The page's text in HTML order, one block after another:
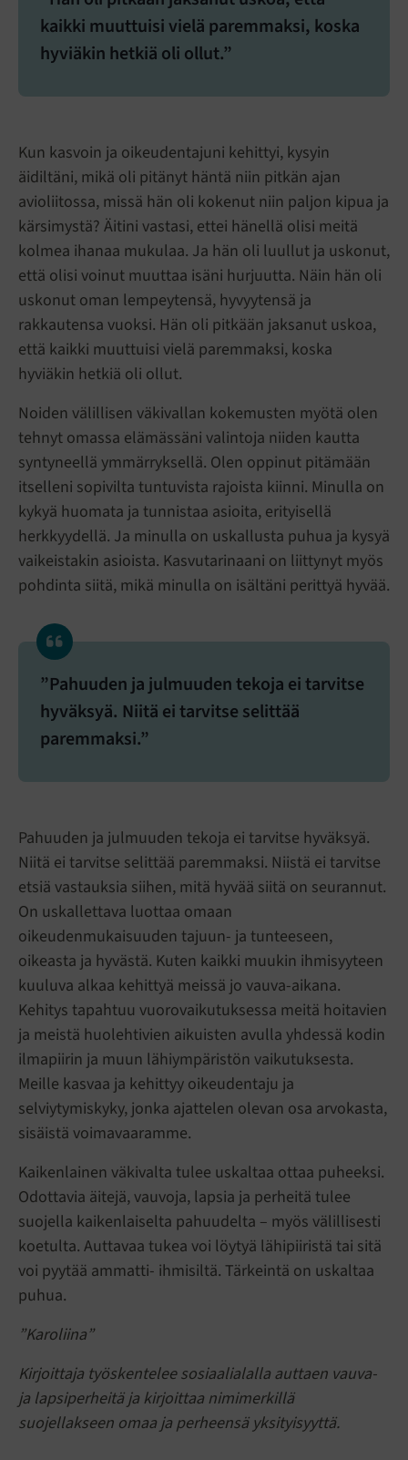
kaikki muuttuisi vielä paremmaksi, koska
hyviäkin hetkiä oli ollut.”
Kun kasvoin ja oikeudentajuni kehittyi, kysyin
äidiltäni, mikä oli pitänyt häntä niin pitkän ajan
avioliitossa, missä hän oli kokenut niin paljon kipua ja
kärsimystä? Äitini vastasi, ettei hänellä olisi meitä
kolmea ihanaa mukulaa. Ja hän oli luullut ja uskonut,
että olisi voinut muuttaa isäni hurjuutta. Näin hän oli
uskonut oman lempeytensä, hyvyytensä ja
rakkautensa vuoksi. Hän oli pitkään jaksanut uskoa,
että kaikki muuttuisi vielä paremmaksi, koska
hyviäkin hetkiä oli ollut.
Noiden välillisen väkivallan kokemusten myötä olen
tehnyt omassa elämässäni valintoja niiden kautta
syntyneellä ymmärryksellä. Olen oppinut pitämään
itselleni sopivilta tuntuvista rajoista kiinni. Minulla on
kykyä huomata ja tunnistaa asioita, erityisellä
herkkyydellä. Ja minulla on uskallusta puhua ja kysyä
vaikeistakin asioista. Kasvutarinaani on liittynyt myös
pohdinta siitä, mikä minulla on isältäni perittyä hyvää.
”Pahuuden ja julmuuden tekoja ei tarvitse
hyväksyä. Niitä ei tarvitse selittää
paremmaksi.”
Pahuuden ja julmuuden tekoja ei tarvitse hyväksyä.
Niitä ei tarvitse selittää paremmaksi. Niistä ei tarvitse
etsiä vastauksia siihen, mitä hyvää siitä on seurannut.
On uskallettava luottaa omaan
oikeudenmukaisuuden tajuun- ja tunteeseen,
oikeasta ja hyvästä. Kuten kaikki muukin ihmisyyteen
kuuluva alkaa kehittyä meissä jo vauva-aikana.
Kehitys tapahtuu vuorovaikutuksessa meitä hoitavien
ja meistä huolehtivien aikuisten avulla yhdessä kodin
ilmapiirin ja muun lähiympäristön vaikutuksesta.
Meille kasvaa ja kehittyy oikeudentaju ja
selviytymiskyky, jonka ajattelen olevan osa arvokasta,
sisäistä voimavaaramme.
Kaikenlainen väkivalta tulee uskaltaa ottaa puheeksi.
Odottavia äitejä, vauvoja, lapsia ja perheitä tulee
suojella kaikenlaiselta pahuudelta – myös välillisesti
koetulta. Auttavaa tukea voi löytyä lähipiiristä tai sitä
voi pyytää ammatti- ihmisiltä. Tärkeintä on uskaltaa
puhua.
”Karoliina”
Kirjoittaja työskentelee sosiaalialalla auttaen vauva-
ja lapsiperheitä ja kirjoittaa nimimerkillä
suojellakseen omaa ja perheensä yksityisyyttä.